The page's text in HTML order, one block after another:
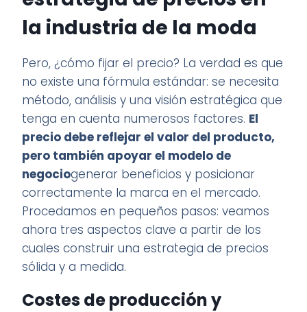
la industria de la moda
Pero, ¿cómo fijar el precio? La verdad es que
no existe una fórmula estándar: se necesita
método, análisis y una visión estratégica que
tenga en cuenta numerosos factores. El
precio debe reflejar el valor del producto,
pero también apoyar el modelo de
negociogenerar beneficios y posicionar
correctamente la marca en el mercado.
Procedamos en pequeños pasos: veamos
ahora tres aspectos clave a partir de los
cuales construir una estrategia de precios
sólida y a medida.
Costes de producción y